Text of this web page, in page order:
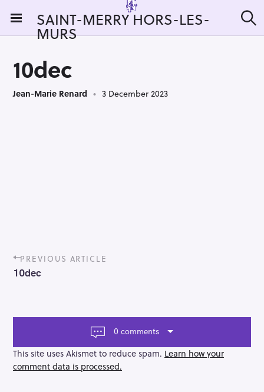
i
SAINT-MERRY HORS-LES-
MURS e
10dec
Jean-Marie Renard 3 December 2023
P
o
s
a
g
a
t
PREVIOUS ARTICLE
10dec
0 comments
This site uses Akismet to reduce spam. Learn how your
comment data is processed.